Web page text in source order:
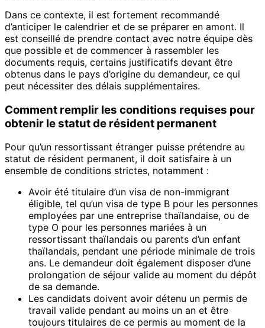
Dans ce contexte, il est fortement recommandé
d’anticiper le calendrier et de se préparer en amont. Il
est conseillé de prendre contact avec notre équipe dès
que possible et de commencer à rassembler les
documents requis, certains justificatifs devant être
obtenus dans le pays d’origine du demandeur, ce qui
peut nécessiter des délais supplémentaires.
Comment remplir les conditions requises pour
obtenir le statut de résident permanent
Pour qu’un ressortissant étranger puisse prétendre au
statut de résident permanent, il doit satisfaire à un
ensemble de conditions strictes, notamment :
Avoir été titulaire d’un visa de non-immigrant
éligible, tel qu’un visa de type B pour les personnes
employées par une entreprise thaïlandaise, ou de
type O pour les personnes mariées à un
ressortissant thaïlandais ou parents d’un enfant
thaïlandais, pendant une période minimale de trois
ans. Le demandeur doit également disposer d’une
prolongation de séjour valide au moment du dépôt
de sa demande.
Les candidats doivent avoir détenu un permis de
travail valide pendant au moins un an et être
toujours titulaires de ce permis au moment de la